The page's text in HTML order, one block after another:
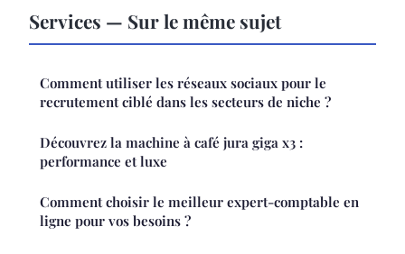
Services — Sur le même sujet
Comment utiliser les réseaux sociaux pour le
recrutement ciblé dans les secteurs de niche ?
Découvrez la machine à café jura giga x3 :
performance et luxe
Comment choisir le meilleur expert-comptable en
ligne pour vos besoins ?